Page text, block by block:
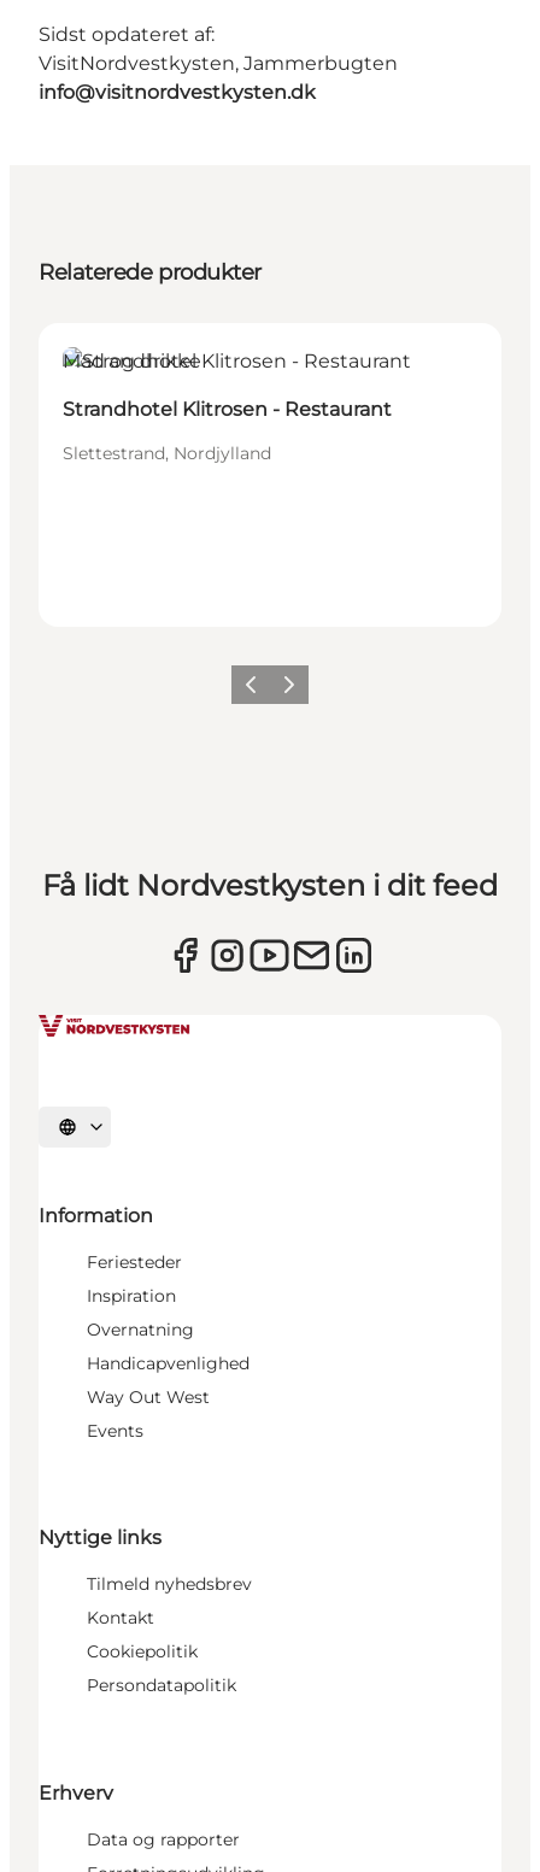
Sidst opdateret af:
VisitNordvestkysten, Jammerbugten
info@visitnordvestkysten.dk
Relaterede produkter
Mad og drikke
Strandhotel Klitrosen - Restaurant
Slettestrand, Nordjylland
ForrigeNæste
Få lidt Nordvestkysten i dit feed
Vælg sprog
Information
Feriesteder
Inspiration
Overnatning
Handicapvenlighed
Way Out West
Events
Nyttige links
Tilmeld nyhedsbrev
Kontakt
Cookiepolitik
Persondatapolitik
Erhverv
Data og rapporter